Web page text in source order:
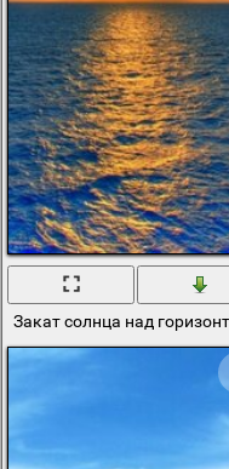
Закат солнца над